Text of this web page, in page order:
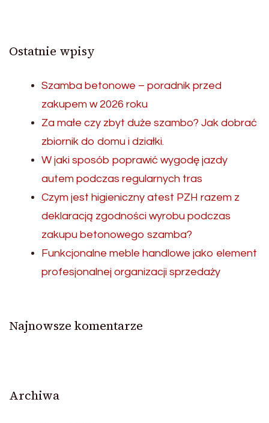
Ostatnie wpisy
Szamba betonowe – poradnik przed
zakupem w 2026 roku
Za małe czy zbyt duże szambo? Jak dobrać
zbiornik do domu i działki.
W jaki sposób poprawić wygodę jazdy
autem podczas regularnych tras
Czym jest higieniczny atest PZH razem z
deklaracją zgodności wyrobu podczas
zakupu betonowego szamba?
Funkcjonalne meble handlowe jako element
profesjonalnej organizacji sprzedaży
Najnowsze komentarze
Archiwa